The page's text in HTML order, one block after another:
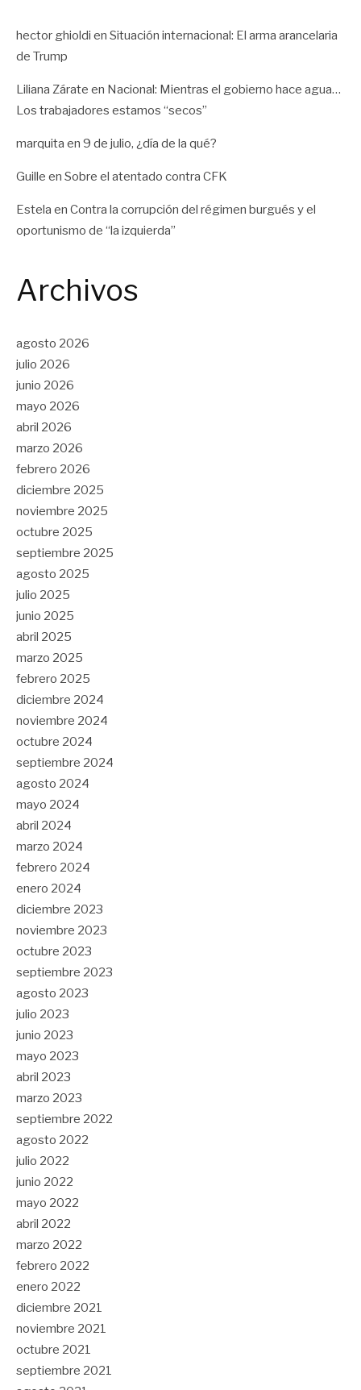
hector ghioldi en Situación internacional: El arma arancelaria
de Trump
Liliana Zárate en Nacional: Mientras el gobierno hace agua…
Los trabajadores estamos “secos”
marquita en 9 de julio, ¿día de la qué?
Guille en Sobre el atentado contra CFK
Estela en Contra la corrupción del régimen burgués y el
oportunismo de “la izquierda”
Archivos
agosto 2026
julio 2026
junio 2026
mayo 2026
abril 2026
marzo 2026
febrero 2026
diciembre 2025
noviembre 2025
octubre 2025
septiembre 2025
agosto 2025
julio 2025
junio 2025
abril 2025
marzo 2025
febrero 2025
diciembre 2024
noviembre 2024
octubre 2024
septiembre 2024
agosto 2024
mayo 2024
abril 2024
marzo 2024
febrero 2024
enero 2024
diciembre 2023
noviembre 2023
octubre 2023
septiembre 2023
agosto 2023
julio 2023
junio 2023
mayo 2023
abril 2023
marzo 2023
septiembre 2022
agosto 2022
julio 2022
junio 2022
mayo 2022
abril 2022
marzo 2022
febrero 2022
enero 2022
diciembre 2021
noviembre 2021
octubre 2021
septiembre 2021